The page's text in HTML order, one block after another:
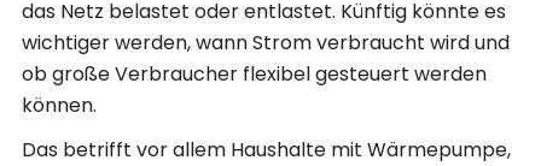
das Netz belastet oder entlastet. Künftig könnte es
wichtiger werden, wann Strom verbraucht wird und
ob große Verbraucher flexibel gesteuert werden
können.
Das betrifft vor allem Haushalte mit Wärmepumpe,